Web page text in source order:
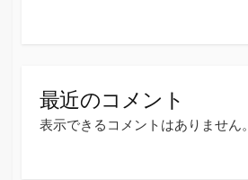
最近のコメント
表示できるコメントはありません。